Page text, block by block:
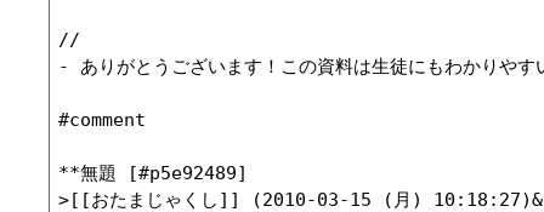
//
- ありがとうございます！この資料は生徒にもわか
#comment
**無題 [#p5e92489]
>[[おたまじゃくし]] (2010-03-15 (月)